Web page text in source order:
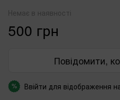
Немає в наявності
500 грн
Повідомити,
% Ввійти для відображення